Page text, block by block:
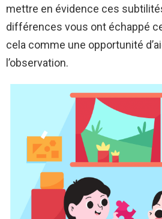
mettre en évidence ces
différences vous ont échappé
cela comme une opportunité
l’observation.